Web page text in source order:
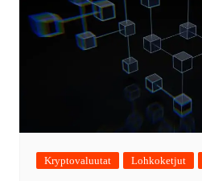
Kryptovaluutat Lohkoketjut